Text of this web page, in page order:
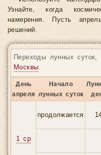
Узнайте, когда
намерения. Пусть
решений.
Переходы лунных
Москвы
День
апреля
Начало
лунных суток
1 ср
продолжается